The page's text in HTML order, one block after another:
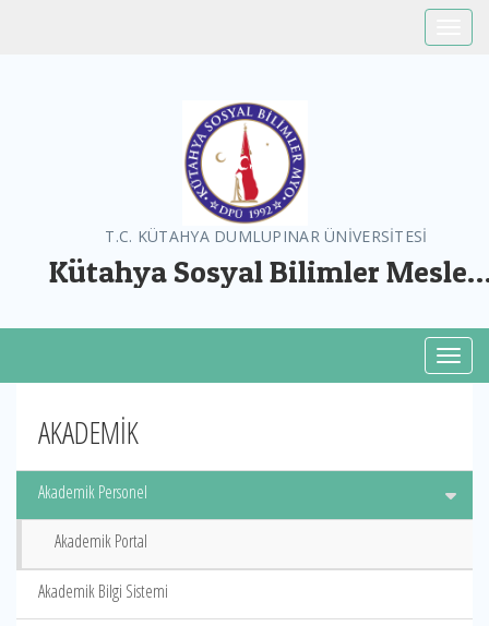
T.C. KÜTAHYA DUMLUPINAR ÜNİVERSİTESİ
Kütahya Sosyal Bilimler Meslek
AKADEMİK
Akademik Personel
Akademik Portal
Akademik Bilgi Sistemi